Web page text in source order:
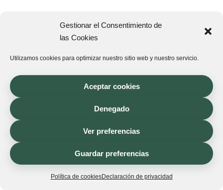
Gestionar el Consentimiento de
las Cookies
Utilizamos cookies para optimizar nuestro sitio web y nuestro servicio.
Aceptar cookies
Denegado
Ver preferencias
Guardar preferencias
Política de cookiesDeclaración de privacidad